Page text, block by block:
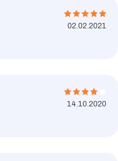
02.02.2021
14.10.2020